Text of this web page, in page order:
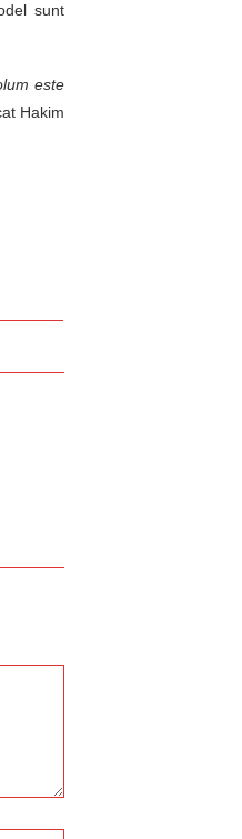
sunt
este
Hakim